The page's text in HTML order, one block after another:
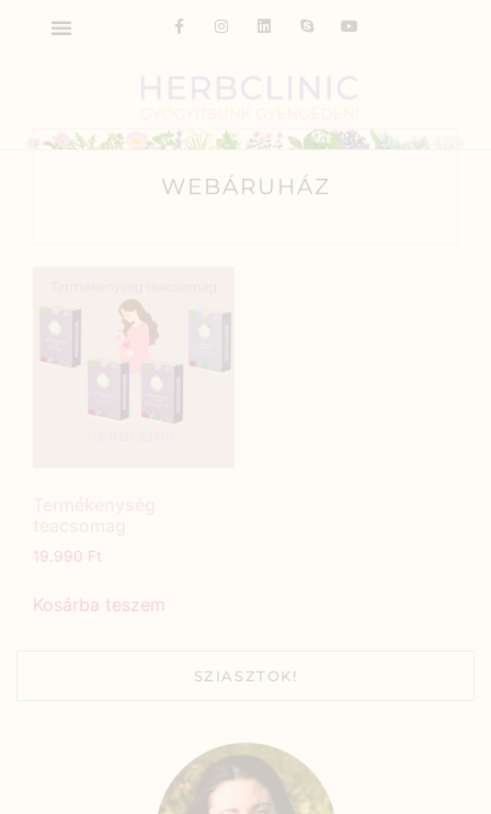
WEBÁRUHÁZ
19.990 Ft
Kosárba teszem
SZIASZTOK!